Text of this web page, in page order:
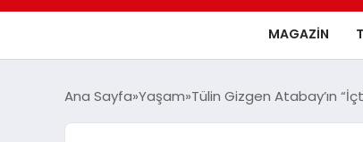
MAGAZIN
Ana Sayfa Yaşam Tülin Gizgen Atabay’ın